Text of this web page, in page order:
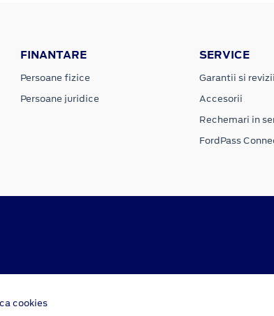
FINANTARE
Persoane fizice
Persoane juridice
SERVICE
Garantii si revizii
Accesorii
Rechemari in
FordPass
cookies